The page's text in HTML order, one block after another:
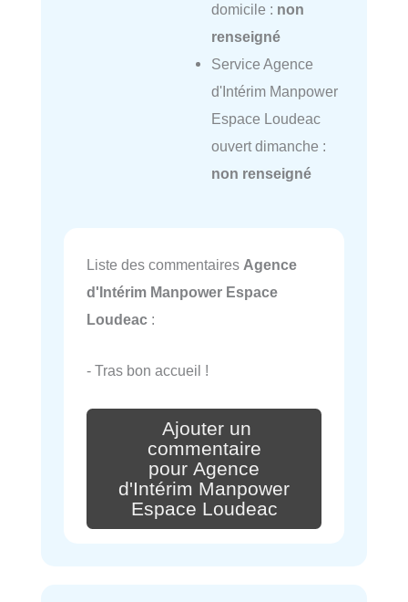
domicile : non
renseigné
Service Agence
d'Intérim Manpower
Espace Loudeac
ouvert dimanche :
non renseigné
Liste des commentaires Agence
d'Intérim Manpower Espace
Loudeac :
- Tras bon accueil !
Ajouter un
commentaire
pour Agence
d'Intérim Manpower
Espace Loudeac